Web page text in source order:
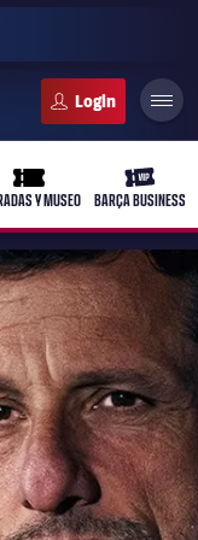
ticket-full
Y MUSEO
ticket-
BARÇA BUSINESS